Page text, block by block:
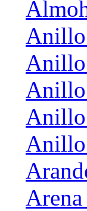
Anillo
Anillo
Anillo
Anillo
Anillo